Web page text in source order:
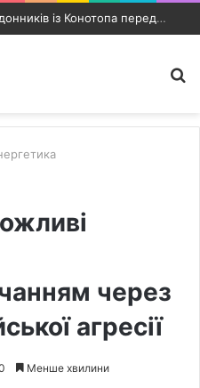
Родинам загиблих прикордонників із Конотопа передали посмертні нагороди
через
агресії
Менше хвилини